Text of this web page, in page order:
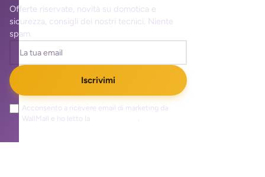
Offerte riservate, novità su domotica e
sicurezza, consigli dei nostri tecnici. Niente
spam.
Iscrivimi
Acconsento a ricevere email di marketing da
WallMall e ho letto la
.